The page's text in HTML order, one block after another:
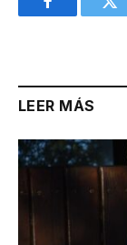
Facebook
LEER MÁS